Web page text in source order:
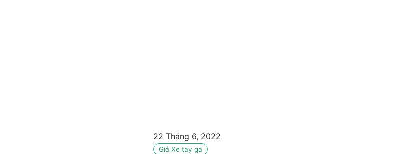
22 Tháng 6, 2022
Giá Xe tay ga